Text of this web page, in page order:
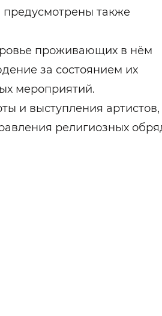
предусмотрены также
проживающих в нём
за состоянием их
мероприятий.
и выступления артистов,
религиозных